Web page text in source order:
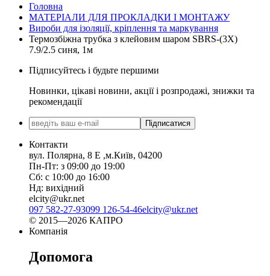
Головна
МАТЕРІАЛИ ДЛЯ ПРОКЛАДКИ І МОНТАЖУ
Вироби для ізоляції, кріплення та маркування
Термозбіжна трубка з клейовим шаром SBRS-(3X)
7.9/2.5 синя, 1м
Підписуйтесь і будьте першими
Новинки, цікаві новини, акції і розпродажі, знижки та
рекомендації
Підписатися
Контакти
вул. Полярна, 8 Е ,м.Київ, 04200
Пн-Пт: з 09:00 до 19:00
Сб: с 10:00 до 16:00
Нд: вихідний
elcity@ukr.net
097 582-27-93099 126-54-46elcity@ukr.net
© 2015—2026 КАПРО
Компанія
Допомога